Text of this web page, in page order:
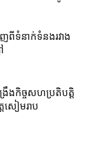
ញពីទំនាក់ទំនងរវាង
រឹង​កិច្ច​សហប្រតិបត្តិ
សៀមរាប​